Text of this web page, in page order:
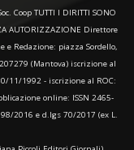
Coop TUTTI I DIRITTI SONO
AUTORIZZAZIONE Direttore
Redazione: piazza Sordello,
(Mantova) iscrizione al
11/1992 - iscrizione al ROC:
online: ISSN 2465-
2016 e d.lgs 70/2017 (ex L.